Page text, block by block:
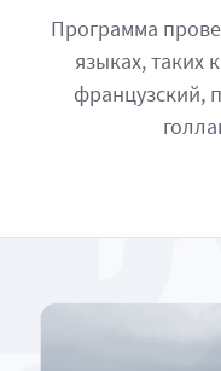
Программа
языках, таких
французский,